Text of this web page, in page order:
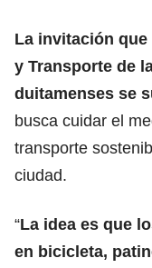
La invitación que
y Transporte de
duitamenses se
busca cuidar el
transporte
ciudad.
“La idea es que
en bicicleta,